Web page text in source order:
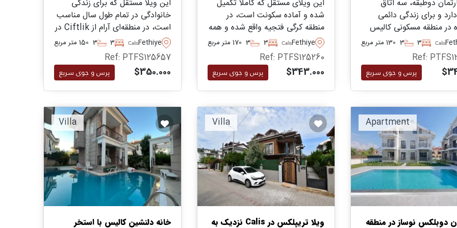
دوطبقه، سه اتاق
و برای زندگی دائمی
در منطقه مسکونی کالیس
مناسب است و بخشی از
عالی با استخر و باغ‌ها
Calis
3
3 130 متر مربع
Ref:
پرس و جوی سریع
این ویلای مستقل که کاملاً تکمیل
شده و آماده سکونت است، در
منطقه کرگی فتجیه واقع شده و همه
امکانات لازم برای زندگی یک
خانواده را دارد، از جمله باغ
خصوصی بزرگ با فضای باربیکیو و
استخر شنا.
Fethiye
Calis
3
3 170 متر مربع
Ref: PTFS125260
$343.000 پرس و جوی سریع
این ویلا مستقل که برای زندگی
خانوادگی در تمام طول سال مناسب
است، در منطقه‌ای آرام از Ciftlik در
Calis قرار دارد و به شدت برای
بازدید توصیه می‌شود - تنها چند
دقیقه رانندگی تا امکانات روزمره و
نزدیک‌ترین ساحل.
Fethiye
Calis
3
3 150 متر مربع
Ref: PTFS125657
$350.000 پرس و جوی سریع
Apartment
دوبلکس نوساز در منطقه
Villa
ویلا تریپلکس در Calis نزدیک به
Villa
خانه دلنشین کالیس با استخر